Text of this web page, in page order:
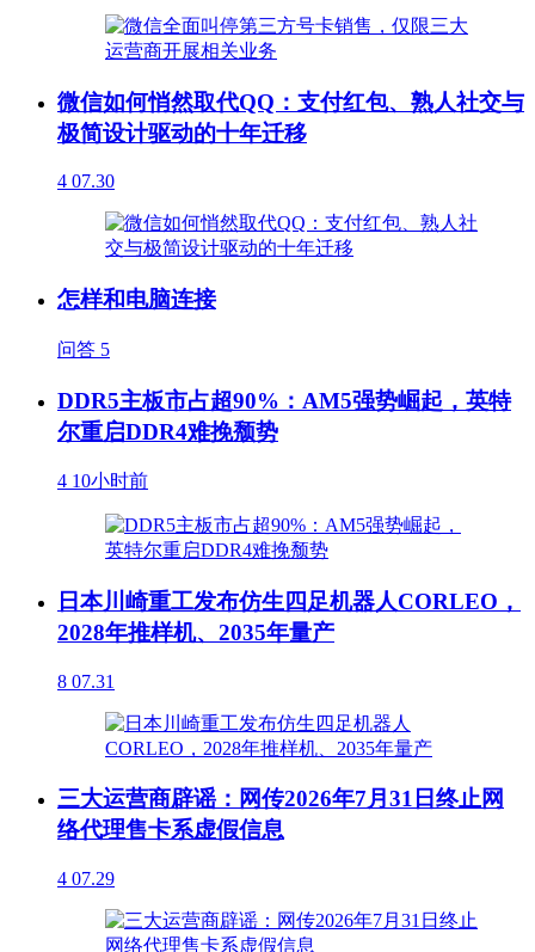
微信如何悄然取代QQ：支付红包、熟人社交与
极简设计驱动的十年迁移
4 07.30
怎样和电脑连接
问答 5
DDR5主板市占超90%：AM5强势崛起，英特
尔重启DDR4难挽颓势
4 10小时前
日本川崎重工发布仿生四足机器人CORLEO，
2028年推样机、2035年量产
8 07.31
三大运营商辟谣：网传2026年7月31日终止网
络代理售卡系虚假信息
4 07.29